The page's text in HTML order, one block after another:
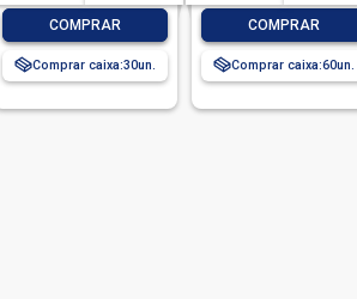
COMPRAR
Comprar caixa:30
COMPRAR
Comprar caixa:60